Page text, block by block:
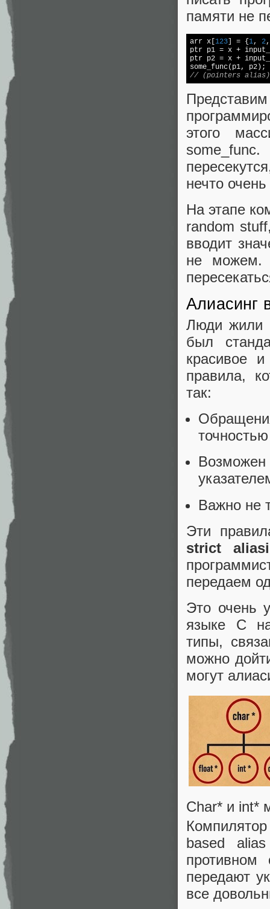
памяти не
arr x[123] = {1, 2
ptr p1 = x +
ptr p2 = x +
// (pointers alias)
этого
нечто
На этапе
random
вводит
не можем.
Алиасинг
Люди жили
был
красивое
правила,
так:
Важно не
Эти
strict
передаем
Это очень
языке C
типы,
можно
могут
Char* и int*
based
передают
все